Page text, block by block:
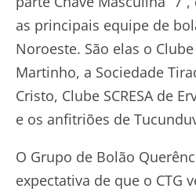
as principais equipe de
Noroeste. São elas o
Martinho, a Sociedade
Cristo, Clube SCRESA de
e os anfitriões de
O Grupo de Bolão
expectativa de que o CTG